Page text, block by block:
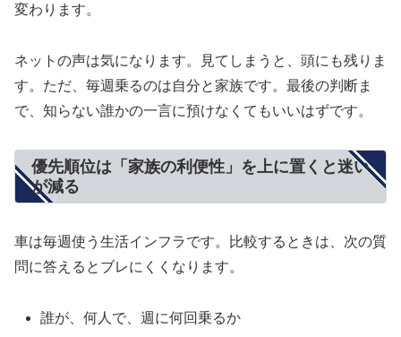
変わります。
ネットの声は気になります。見てしまうと、頭にも残りま
す。ただ、毎週乗るのは自分と家族です。最後の判断ま
で、知らない誰かの一言に預けなくてもいいはずです。
優先順位は「家族の利便性」を上に置くと迷い
が減る
車は毎週使う生活インフラです。比較するときは、次の質
問に答えるとブレにくくなります。
誰が、何人で、週に何回乗るか